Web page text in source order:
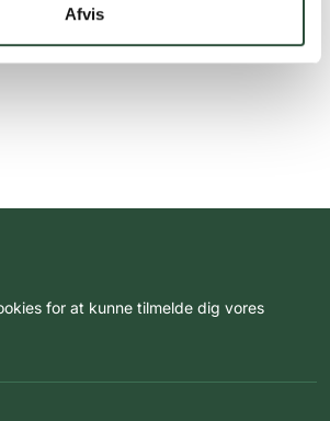
Afvis
for at kunne tilmelde dig vores